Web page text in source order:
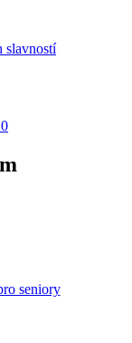
slavností
seniory